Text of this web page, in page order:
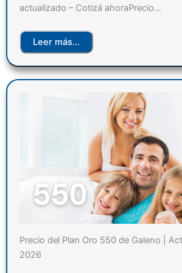
actualizado – Cotizá ahoraPrecio…
Leer más…
Precio del Plan Oro 550 de Galeno |
2026